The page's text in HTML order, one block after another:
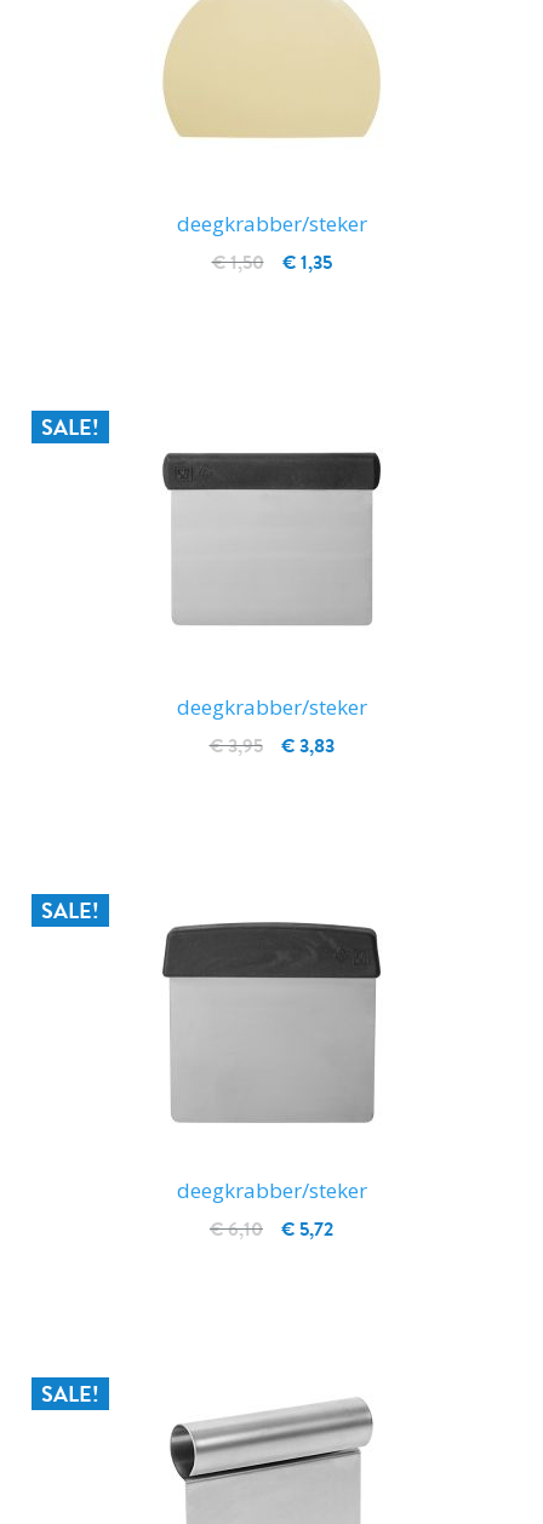
deegkrabber/steker
€ 1,35
€ 1,50
SALE!
deegkrabber/steker
€ 3,83
€ 3,95
SALE!
deegkrabber/steker
€ 5,72
€ 6,10
SALE!